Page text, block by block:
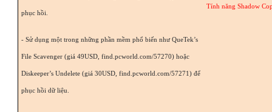
phục hồi.
- Sử dụng một trong những phần mềm phổ biến như QueTek’s
File Scavenger (giá 49USD, find.pcworld.com/57270) hoặc
Diskeeper’s Undelete (giá 30USD, find.pcworld.com/57271) để
phục hồi dữ liệu.
Tính năng Shadow